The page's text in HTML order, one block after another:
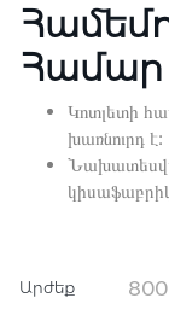
Համար
Կոտլետի
խառնուրդ է:
Արժեք